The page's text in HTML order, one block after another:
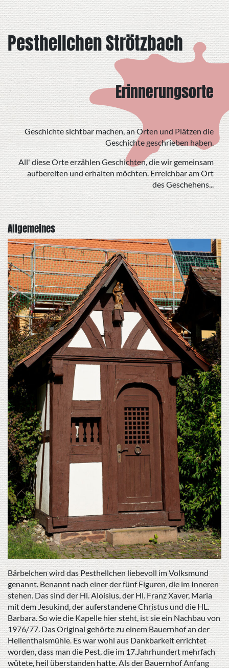
Pesthellchen Strötzbach
Erinnerungsorte
Geschichte sichtbar machen, an Orten und Plätzen die
Geschichte geschrieben haben.
All' diese Orte erzählen Geschichten, die wir gemeinsam
aufbereiten und erhalten möchten. Erreichbar am Ort
des Geschehens...
Allgemeines
Bärbelchen wird das Pesthellchen liebevoll im Volksmund
genannt. Benannt nach einer der fünf Figuren, die im Inneren
stehen. Das sind der Hl. Aloisius, der Hl. Franz Xaver, Maria
mit dem Jesukind, der auferstandene Christus und die HL.
Barbara. So wie die Kapelle hier steht, ist sie ein Nachbau von
1976/77. Das Original gehörte zu einem Bauernhof an der
Hellenthalsmühle. Es war wohl aus Dankbarkeit errichtet
worden, dass man die Pest, die im 17.Jahrhundert mehrfach
wütete, heil überstanden hatte. Als der Bauernhof Anfang